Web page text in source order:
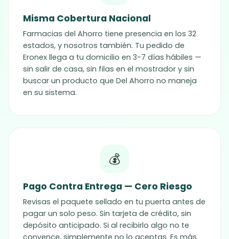
Misma Cobertura Nacional
Farmacias del Ahorro tiene presencia en los 32
estados, y nosotros también. Tu pedido de
Eronex llega a tu domicilio en 3-7 días hábiles —
sin salir de casa, sin filas en el mostrador y sin
buscar un producto que Del Ahorro no maneja
en su sistema.
💰
Pago Contra Entrega — Cero Riesgo
Revisas el paquete sellado en tu puerta antes de
pagar un solo peso. Sin tarjeta de crédito, sin
depósito anticipado. Si al recibirlo algo no te
convence, simplemente no lo aceptas. Es más